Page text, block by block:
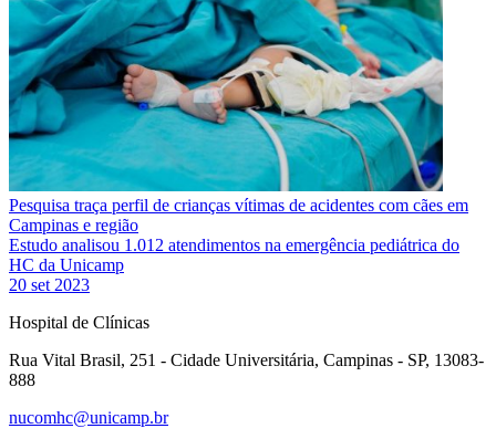
Pesquisa traça perfil de crianças vítimas de acidentes com cães em
Campinas e região
Estudo analisou 1.012 atendimentos na emergência pediátrica do
HC da Unicamp
20 set 2023
Hospital de Clínicas
Rua Vital Brasil, 251 - Cidade Universitária, Campinas - SP, 13083-
888
nucomhc@unicamp.br